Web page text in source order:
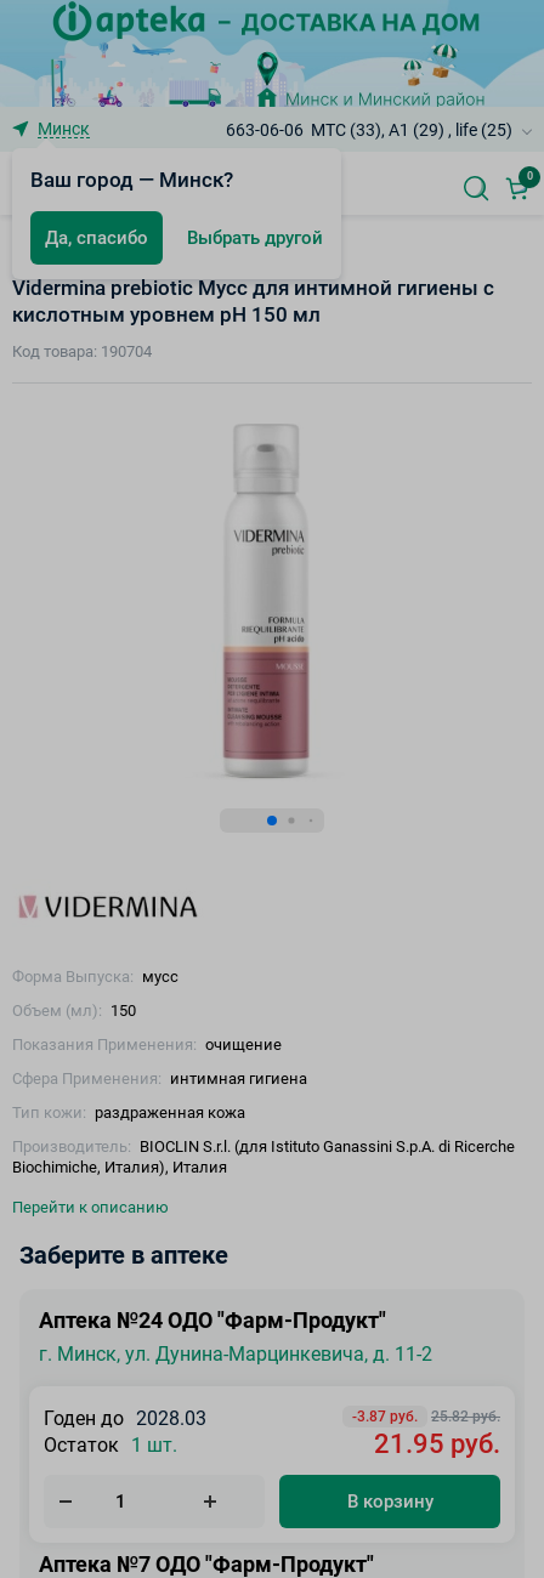
Минск
Ваш город — Минск?
Да, спасибо Выбрать другой
663-06-06 МТС (33), A1 (29) , life (25)
0
Дополнительный уход
Vidermina prebiotic Мусс для интимной гигиены с
кислотным уровнем рН 150 мл
Код товара: 190704
Форма Выпуска: мусс
Объем (мл): 150
Показания Применения: очищение
Сфера Применения: интимная гигиена
Тип кожи: раздраженная кожа
Производитель: BIOCLIN S.r.l. (для Istituto Ganassini S.p.A. di Ricerche
Biochimiche, Италия), Италия
Перейти к описанию
Заберите в аптеке
Аптека №24 ОДО "Фарм-Продукт"
г. Минск, ул. Дунина-Марцинкевича, д. 11-2
Годен до 2028.03
Остаток 1 шт. 21.95 руб.
-3.87 руб. 25.82 руб.
В корзину
Аптека №7 ОДО "Фарм-Продукт"